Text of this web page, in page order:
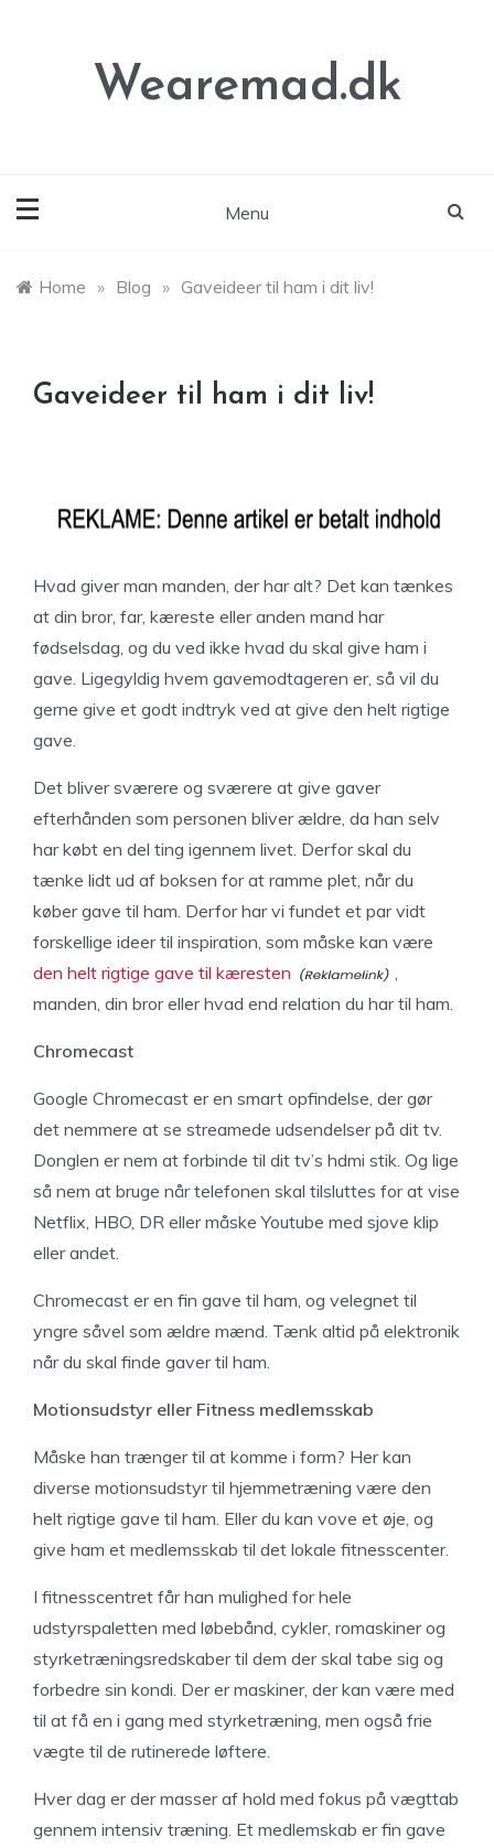
Wearemad.dk
Menu
Home » Blog » Gaveideer til ham i dit liv!
Gaveideer til ham i dit liv!
Hvad giver man manden, der har alt? Det kan tænkes
at din bror, far, kæreste eller anden mand har
fødselsdag, og du ved ikke hvad du skal give ham i
gave. Ligegyldig hvem gavemodtageren er, så vil du
gerne give et godt indtryk ved at give den helt rigtige
gave.
Det bliver sværere og sværere at give gaver
efterhånden som personen bliver ældre, da han selv
har købt en del ting igennem livet. Derfor skal du
tænke lidt ud af boksen for at ramme plet, når du
køber gave til ham. Derfor har vi fundet et par vidt
forskellige ideer til inspiration, som måske kan være
den helt rigtige gave til kæresten
,
manden, din bror eller hvad end relation du har til ham.
Chromecast
Google Chromecast er en smart opfindelse, der gør
det nemmere at se streamede udsendelser på dit tv.
Donglen er nem at forbinde til dit tv’s hdmi stik. Og lige
så nem at bruge når telefonen skal tilsluttes for at vise
Netflix, HBO, DR eller måske Youtube med sjove klip
eller andet.
Chromecast er en fin gave til ham, og velegnet til
yngre såvel som ældre mænd. Tænk altid på elektronik
når du skal finde gaver til ham.
Motionsudstyr eller Fitness medlemsskab
Måske han trænger til at komme i form? Her kan
diverse motionsudstyr til hjemmetræning være den
helt rigtige gave til ham. Eller du kan vove et øje, og
give ham et medlemsskab til det lokale fitnesscenter.
I fitnesscentret får han mulighed for hele
udstyrspaletten med løbebånd, cykler, romaskiner og
styrketræningsredskaber til dem der skal tabe sig og
forbedre sin kondi. Der er maskiner, der kan være med
til at få en i gang med styrketræning, men også frie
vægte til de rutinerede løftere.
Hver dag er der masser af hold med fokus på vægttab
gennem intensiv træning. Et medlemskab er fin gave